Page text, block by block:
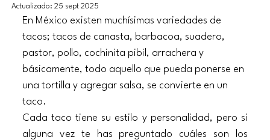
Actualizado:25 sept 2025
En México existen muchísimas variedades de
tacos; tacos de canasta, barbacoa, suadero,
pastor, pollo, cochinita pibil, arrachera y
básicamente, todo aquello que pueda ponerse en
una tortilla y agregar salsa, se convierte en un
taco.
Cada taco tiene su estilo y personalidad, pero si
alguna vez te has preguntado cuáles son los